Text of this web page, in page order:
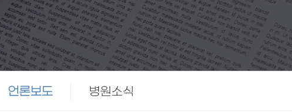
언론보도 병원소식